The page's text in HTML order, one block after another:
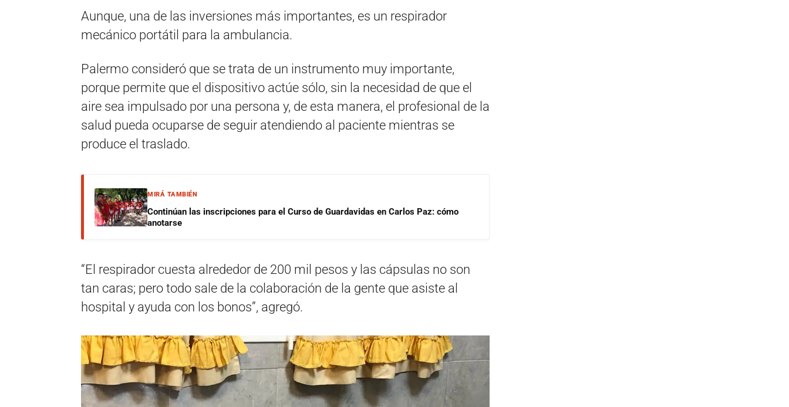
Aunque, una de las inversiones más importantes, es un respirador
mecánico portátil para la ambulancia.
Palermo consideró que se trata de un instrumento muy importante,
porque permite que el dispositivo actúe sólo, sin la necesidad de que el
aire sea impulsado por una persona y, de esta manera, el profesional de la
salud pueda ocuparse de seguir atendiendo al paciente mientras se
produce el traslado.
MIRÁ TAMBIÉN
Continúan las inscripciones para el Curso de Guardavidas en Carlos Paz: cómo
anotarse
“El respirador cuesta alrededor de 200 mil pesos y las cápsulas no son
tan caras; pero todo sale de la colaboración de la gente que asiste al
hospital y ayuda con los bonos”, agregó.